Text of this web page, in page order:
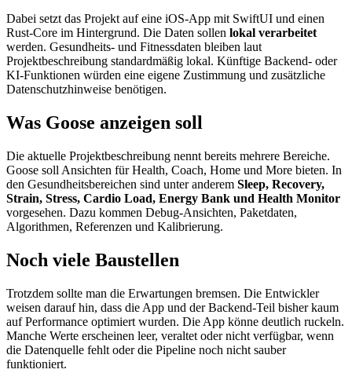
Dabei setzt das Projekt auf eine iOS-App mit SwiftUI und einen
Rust-Core im Hintergrund. Die Daten sollen lokal verarbeitet
werden. Gesundheits- und Fitnessdaten bleiben laut
Projektbeschreibung standardmäßig lokal. Künftige Backend- oder
KI-Funktionen würden eine eigene Zustimmung und zusätzliche
Datenschutzhinweise benötigen.
Was Goose anzeigen soll
Die aktuelle Projektbeschreibung nennt bereits mehrere Bereiche.
Goose soll Ansichten für Health, Coach, Home und More bieten. In
den Gesundheitsbereichen sind unter anderem Sleep, Recovery,
Strain, Stress, Cardio Load, Energy Bank und Health Monitor
vorgesehen. Dazu kommen Debug-Ansichten, Paketdaten,
Algorithmen, Referenzen und Kalibrierung.
Noch viele Baustellen
Trotzdem sollte man die Erwartungen bremsen. Die Entwickler
weisen darauf hin, dass die App und der Backend-Teil bisher kaum
auf Performance optimiert wurden. Die App könne deutlich ruckeln.
Manche Werte erscheinen leer, veraltet oder nicht verfügbar, wenn
die Datenquelle fehlt oder die Pipeline noch nicht sauber
funktioniert.